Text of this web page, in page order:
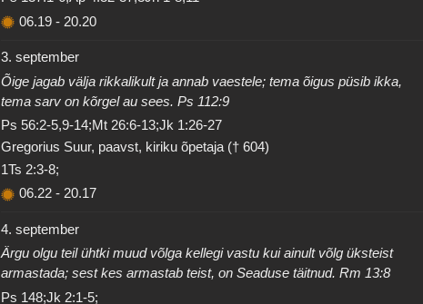
06.19 - 20.20
3. september
Õige jagab välja rikkalikult ja annab vaestele; tema õigus püsib ikka,
tema sarv on kõrgel au sees. Ps 112:9
Ps 56:2-5,9-14;Mt 26:6-13;Jk 1:26-27
Gregorius Suur, paavst, kiriku õpetaja († 604)
1Ts 2:3-8;
06.22 - 20.17
4. september
Ärgu olgu teil ühtki muud võlga kellegi vastu kui ainult võlg üksteist
armastada; sest kes armastab teist, on Seaduse täitnud. Rm 13:8
Ps 148;Jk 2:1-5;